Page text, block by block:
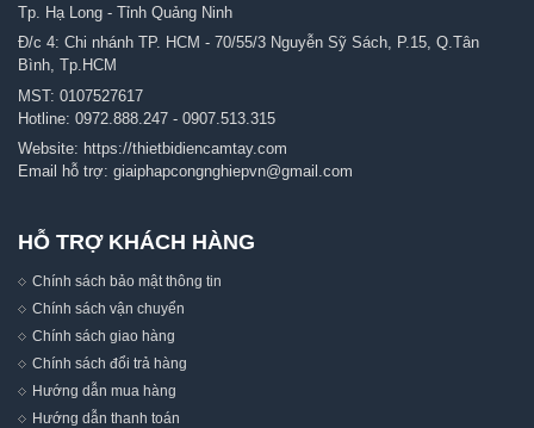
Tp. Hạ Long - Tỉnh Quảng Ninh
Đ/c 4: Chi nhánh TP. HCM - 70/55/3 Nguyễn Sỹ Sách, P.15, Q.Tân
Bình, Tp.HCM
MST: 0107527617
Hotline: 0972.888.247 - 0907.513.315
Website: https://thietbidiencamtay.com
Email hỗ trợ: giaiphapcongnghiepvn@gmail.com
HỖ TRỢ KHÁCH HÀNG
Chính sách bảo mật thông tin
Chính sách vận chuyển
Chính sách giao hàng
Chính sách đổi trả hàng
Hướng dẫn mua hàng
Hướng dẫn thanh toán